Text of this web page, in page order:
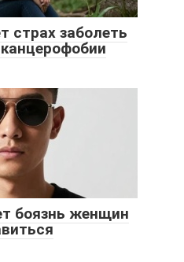
страх заболеть
боязнь женщин